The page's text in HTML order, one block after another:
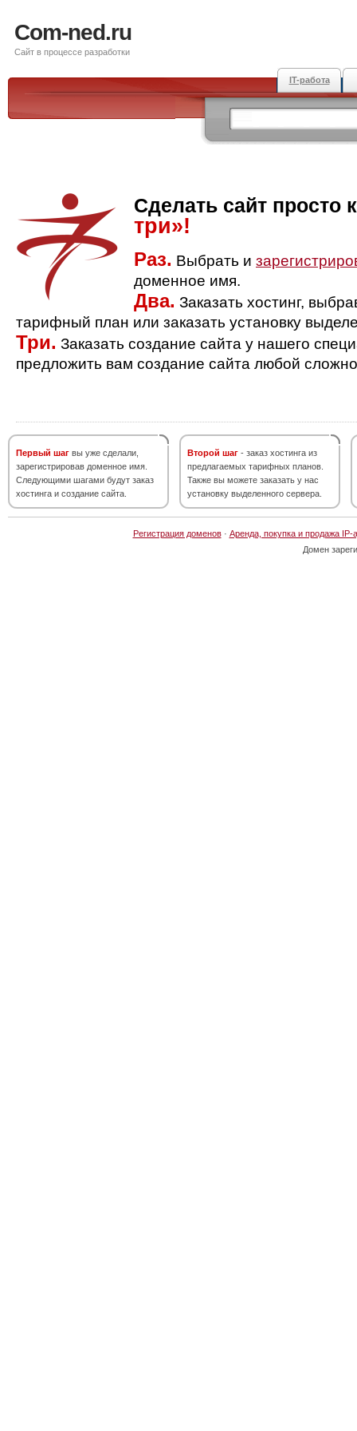
Com-ned.ru
Сайт в процессе разработки
IT-работа
Сделать сайт просто
три»!
Раз. Выбрать и
доменное имя.
Два. Заказать хостинг,
тарифный план или заказать установку
Три. Заказать создание сайта у нашего
предложить вам создание сайта любой
Первый шаг вы уже сделали,
зарегистрировав доменное имя.
Следующими шагами будут заказ
хостинга и создание сайта.
Второй шаг - заказ хостинга из
предлагаемых тарифных планов.
Также вы можете заказать у нас
установку выделенного сервера.
Регистрация доменов· Аренда, покупка и продажа IP-
Домен